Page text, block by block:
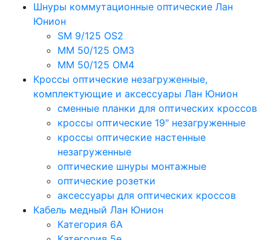
Шнуры коммутационные оптические Лан
Юнион
SM 9/125 OS2
MM 50/125 OM3
MM 50/125 OM4
Кроссы оптические незагруженные,
комплектующие и аксессуары Лан Юнион
сменные планки для оптических кроссов
кроссы оптические 19" незагруженные
кроссы оптические настенные
незагруженные
оптические шнуры монтажные
оптические розетки
аксессуары для оптических кроссов
Кабель медный Лан Юнион
Категория 6A